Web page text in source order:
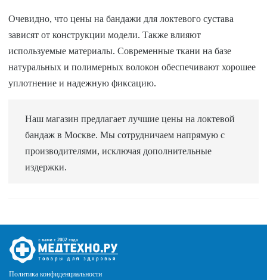
Очевидно, что цены на бандажи для локтевого сустава
зависят от конструкции модели. Также влияют
используемые материалы. Современные ткани на базе
натуральных и полимерных волокон обеспечивают хорошее
уплотнение и надежную фиксацию.
Наш магазин предлагает лучшие цены на локтевой
бандаж в Москве. Мы сотрудничаем напрямую с
производителями, исключая дополнительные
издержки.
Политика конфиденциальности